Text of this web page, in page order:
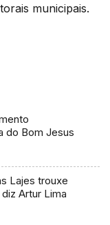
municipais.
do Bom Jesus
Lajes trouxe
Artur Lima